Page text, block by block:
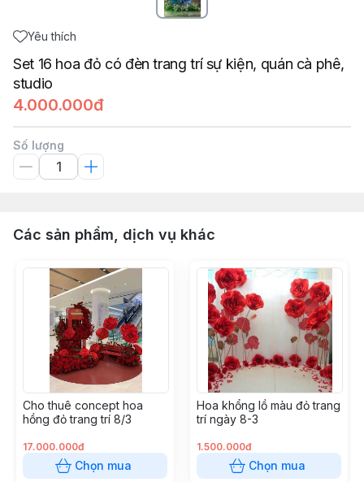
Yêu thích
Set 16 hoa đỏ có đèn trang trí sự kiện, quán cà phê,
studio
4.000.000đ
Số lượng
Các sản phẩm, dịch vụ khác
Cho thuê concept hoa
hồng đỏ trang trí 8/3
17.000.000đ
Chọn mua
Hoa khổng lồ màu đỏ trang
trí ngày 8-3
1.500.000đ
Chọn mua